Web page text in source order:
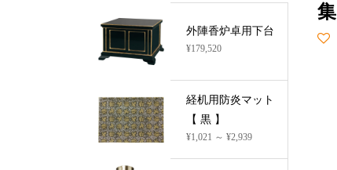
外陣香炉卓用下台
¥179,520
経机用防炎マット
【 黒 】
¥1,021 ～ ¥2,939